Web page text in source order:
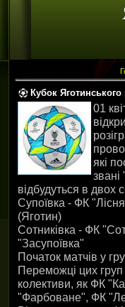
Кубок Яготинського
01
які
відбудуться в двох
Супоївка - ФК
(Яготин)
Сотниківка - ФК
"Засупоївка"
Початок матчів у
Переможці цих груп
колективи, як ФК
"Фарбоване", ФК